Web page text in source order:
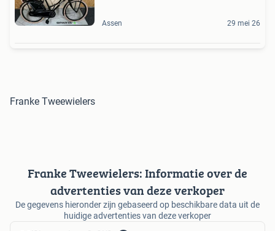
Assen 29 mei 26
Franke Tweewielers
Franke Tweewielers: Informatie over de
advertenties van deze verkoper
De gegevens hieronder zijn gebaseerd op beschikbare data uit de
huidige advertenties van deze verkoper